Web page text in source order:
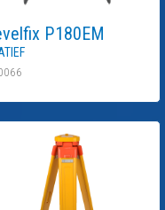
P180EM